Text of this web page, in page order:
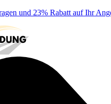
und 23% Rabatt auf Ihr